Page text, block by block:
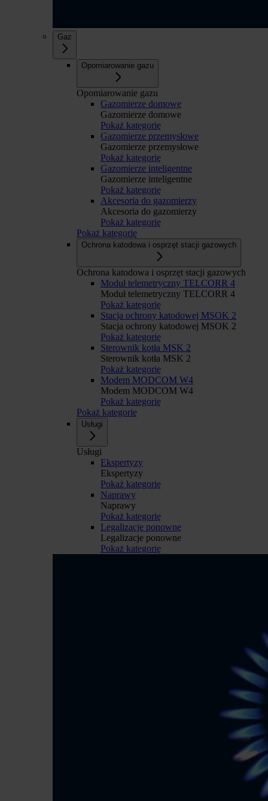
Gaz
Opomiarowanie gazu
Opomiarowanie gazu
Gazomierze domowe
Gazomierze domowe
Pokaż kategorię
Gazomierze przemysłowe
Gazomierze przemysłowe
Pokaż kategorię
Gazomierze inteligentne
Gazomierze inteligentne
Pokaż kategorię
Akcesoria do gazomierzy
Akcesoria do gazomierzy
Pokaż kategorię
Pokaż kategorię
Ochrona katodowa i osprzęt stacji gazowych
Ochrona katodowa i osprzęt stacji gazowych
Moduł telemetryczny TELCORR 4
Moduł telemetryczny TELCORR 4
Pokaż kategorię
Stacja ochrony katodowej MSOK 2
Stacja ochrony katodowej MSOK 2
Pokaż kategorię
Sterownik kotła MSK 2
Sterownik kotła MSK 2
Pokaż kategorię
Modem MODCOM W4
Modem MODCOM W4
Pokaż kategorię
Pokaż kategorię
Usługi
Usługi
Ekspertyzy
Ekspertyzy
Pokaż kategorię
Naprawy
Naprawy
Pokaż kategorię
Legalizacje ponowne
Legalizacje ponowne
Pokaż kategorię